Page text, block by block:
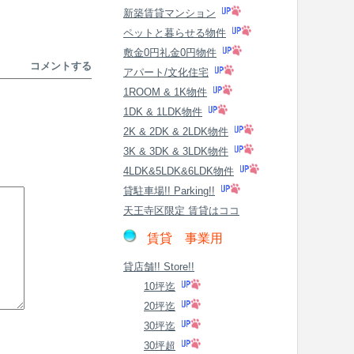
コメントする
新築賃貸マンション
ペットと暮らせる物件
敷金0円礼金0円物件
アパート/文化住宅
1ROOM & 1K物件
1DK & 1LDK物件
2K & 2DK & 2LDK物件
3K & 3DK & 3LDK物件
4LDK&5LDK&6LDK物件
貸駐車場!! Parking!!
天王寺区限定 賃貸はココ
賃貸 事業用
貸店舗!! Store!!
10坪迄
20坪迄
30坪迄
30坪超